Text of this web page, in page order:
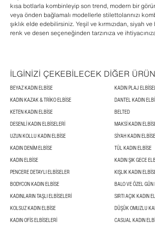
kısa botlarla kombinleyip son trend, modern bir
veya önden bağlamalı modellerle stilettolarınızı
şıklık elde edebilirsiniz. Yeşil ve kırmızıdan, siyah
renk ve desen seçeneğinden tarzınıza ve
İLGİNİZİ ÇEKEBİLECEK DİĞER
BEYAZ KADIN ELBISE
KADIN PLAJ
KADIN KAZAK & TRIKO ELBISE
DANTEL KADIN
KETEN KADIN ELBISE
BELTED
DESENLI KADIN ELBISELERI
MAKSI KADIN
UZUN KOLLU KADIN ELBISE
SIYAH KADIN ELBISE
KADIN DENIM ELBISE
TÜL KADIN ELBISE
KADIN ELBISE
KADIN ŞIK GECE
PENCERE DETAYLI ELBISELER
KIŞLIK KADIN
BODYCON KADIN ELBISE
BALO VE ÖZEL
KADINLARIN TAŞLI ELBISELERI
SIRTI AÇIK KADIN
KOLSUZ KADIN ELBISE
DÜŞÜK OMUZLU
KADIN OFIS ELBISELERI
CASUAL KADIN